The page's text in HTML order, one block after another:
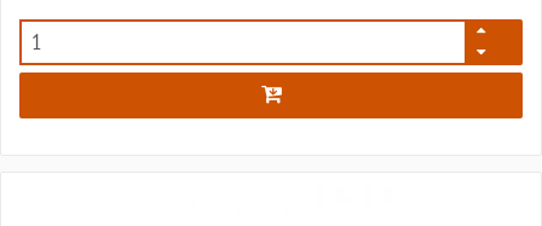
6950